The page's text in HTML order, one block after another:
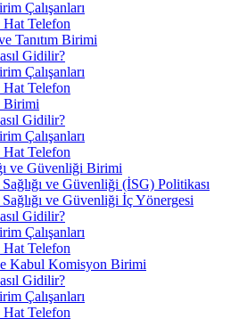
Çalışanları
Hat Telefon
Tanıtım Birimi
Gidilir?
Çalışanları
Hat Telefon
Birimi
Gidilir?
Çalışanları
Hat Telefon
ve Güvenliği Birimi
ve Güvenliği (İSG) Politikası
ve Güvenliği İç Yönergesi
Gidilir?
Çalışanları
Hat Telefon
Kabul Komisyon Birimi
Gidilir?
Çalışanları
Hat Telefon